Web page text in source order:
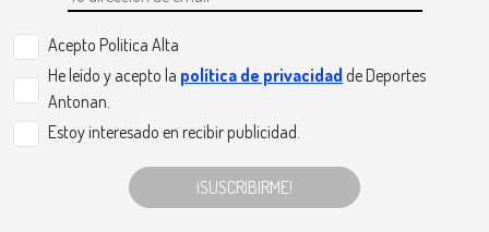
Acepto Politica Alta
He leído y acepto la política de privacidad de Deportes
Antonan.
Estoy interesado en recibir publicidad.
¡SUSCRIBIRME!